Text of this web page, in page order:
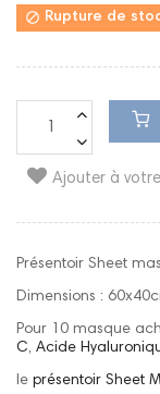
 Rupture de
Ajouter à
Présentoir Sheet
Dimensions :
Pour 10 masque
C, Acide
le présentoir Sheet